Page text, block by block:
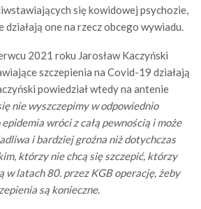
się kowidowej psychozie,
działają one na rzecz obcego wywiadu.
2021 roku Jarosław Kaczyński
szczepienia na Covid-19 działają
powiedział wtedy na antenie
nie wyszczepimy w odpowiednio
wróci z całą pewnością i może
i bardziej groźna niż dotychczas
którzy nie chcą się szczepić, którzy
w latach 80. przez KGB operację, żeby
są konieczne.